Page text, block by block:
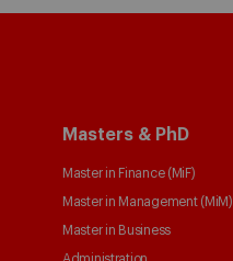
Masters & PhD
Master in Finance (MiF)
Master in Management (MiM)
Master in Business